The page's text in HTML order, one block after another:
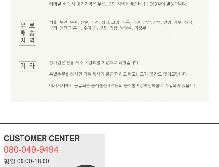
CUSTOMER CENTER
080-049-9494
평일 09:00-18:00